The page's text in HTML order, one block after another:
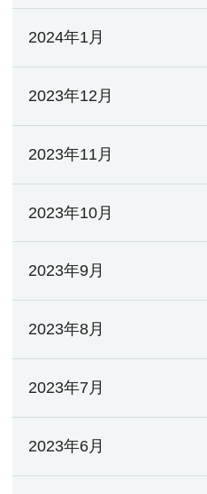
2024年1月
2023年12月
2023年11月
2023年10月
2023年9月
2023年8月
2023年7月
2023年6月